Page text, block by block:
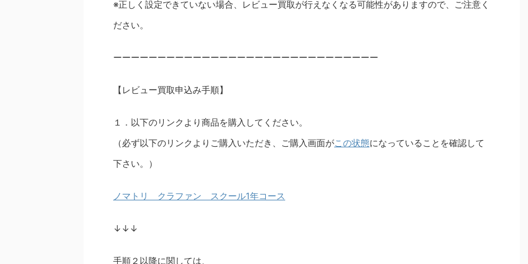
※正しく設定できていない場合、レビュー買取が行えなくなる可能性がありますので、ご注意く
ださい。
ーーーーーーーーーーーーーーーーーーーーーーーーーーーーーー
【レビュー買取申込み手順】
１．以下のリンクより商品を購入してください。
（必ず以下のリンクよりご購入いただき、ご購入画面がこの状態になっていることを確認して
下さい。）
ノマトリ クラファン スクール1年コース
↓↓↓
手順２以降に関しては、